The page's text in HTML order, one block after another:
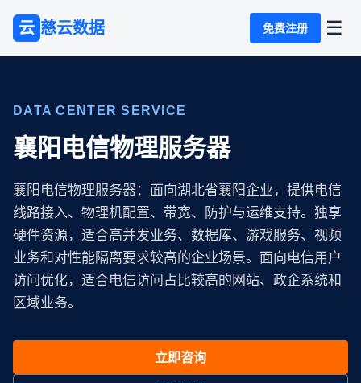
云 慈云数据 免费注册 ☰
DATA CENTER SERVICE
襄阳电信物理服务器
襄阳电信物理服务器：面向湖北省襄阳企业，提供电信
线路接入、物理机配置、带宽、防护与运维支持。独享
硬件资源，适合高并发业务、数据库、游戏服务、视频
业务和对性能隔离要求较高的企业场景。面向电信用户
访问优化，适合电信访问占比较高的网站、政企系统和
区域业务。
立即咨询